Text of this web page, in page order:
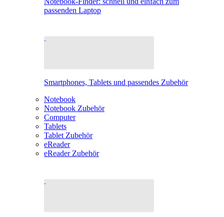
passenden Laptop
Smartphones, Tablets und passendes Zubehör
Notebook
Notebook Zubehör
Computer
Tablets
Tablet Zubehör
eReader
eReader Zubehör